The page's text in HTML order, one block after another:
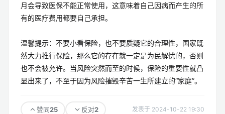
月会导致医保不能正常使用，这意味着自己因病而产生的所
有的医疗费用都要自己承担。
温馨提示：不要小看保险，也不要质疑它的合理性，国家既
然大力推行保险，那么它的存在就一定是为民解忧的，否则
也不会被允许。当风险突然而至的时候，保险的重要性就凸
显出来了，不至于因为风险摧毁辛苦一生所建立的“家庭”。
赞同25 反对2 发表于 2024-10-22 19:30